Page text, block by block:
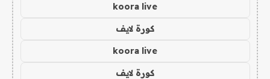
koora live
كورة لايف
koora live
كورة لايف